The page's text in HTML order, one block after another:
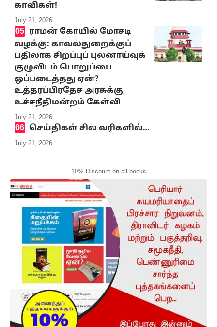
காவிகள்!
July 21, 2026
ராமன் கோயில் மோசடி
வழக்கு: காவல்துறைக்குப்
பதிலாக சிறப்புப் புலனாய்வுக்
குழுவிடம் பொறுப்பை
ஒப்படைத்தது ஏன்?
உத்தரப்பிரதேச அரசுக்கு
உச்சநீதிமன்றம் கேள்வி
July 21, 2026
செய்திகள் சில வரிகளில்…
July 21, 2026
10% Discount on all books